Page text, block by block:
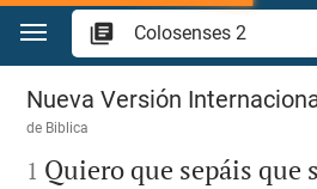
Ir a un contenido
Colosenses 2
Nueva Versión
de Biblica

1 Quiero que sepáis que